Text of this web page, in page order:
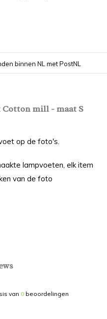
binnen NL met PostNL
Cotton mill - maat S
op de foto's.
lampvoeten, elk item
van de foto
van 0 beoordelingen